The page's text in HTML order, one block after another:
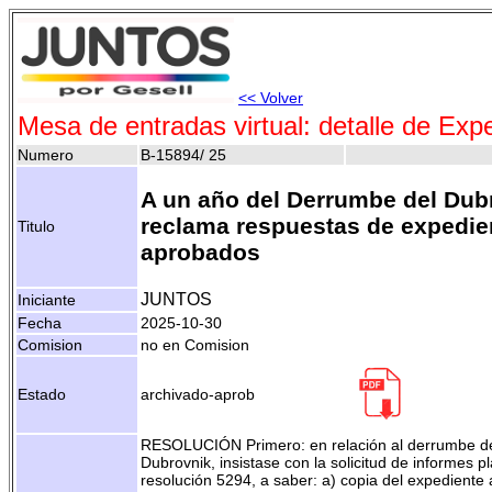
<< Volver
Mesa de entradas virtual: detalle de
Numero B-15894/ 25
Titulo
A un año del Derrumbe del
reclama respuestas de
aprobados
Iniciante JUNTOS
Fecha
2025-10-30
Comision
no en Comision
Estado archivado-aprob
RESOLUCIÓN Primero: en relación al derrumbe
Dubrovnik, insistase con la solicitud de informes
resolución 5294, a saber: a) copia del expediente